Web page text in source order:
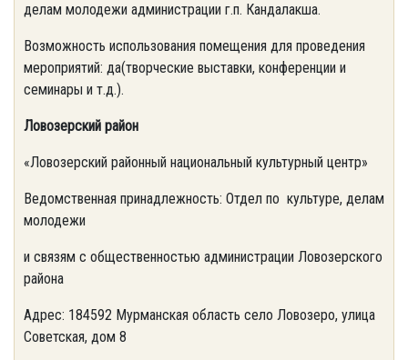
делам молодежи администрации г.п. Кандалакша.
Возможность использования помещения для проведения
мероприятий: да(творческие выставки, конференции и
семинары и т.д.).
Ловозерский район
«Ловозерский районный национальный культурный центр»
Ведомственная принадлежность: Отдел по культуре, делам
молодежи
и связям с общественностью администрации Ловозерского
района
Адрес: 184592 Мурманская область село Ловозеро, улица
Советская, дом 8